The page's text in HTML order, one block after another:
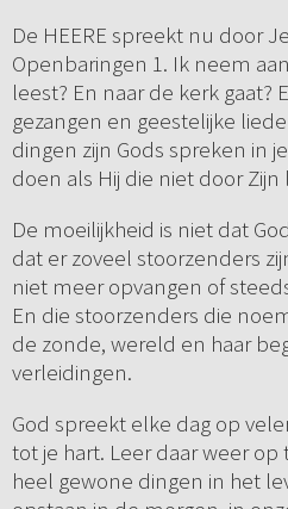
De HEERE spreekt nu door
Openbaringen 1. Ik neem
leest? En naar de kerk gaat?
gezangen en geestelijke
dingen zijn Gods spreken in
doen als Hij die niet door Zijn
De moeilijkheid is niet dat
dat er zoveel stoorzenders
niet meer opvangen of
En die stoorzenders die
de zonde, wereld en haar
verleidingen.
God spreekt elke dag op
tot je hart. Leer daar weer
heel gewone dingen in het